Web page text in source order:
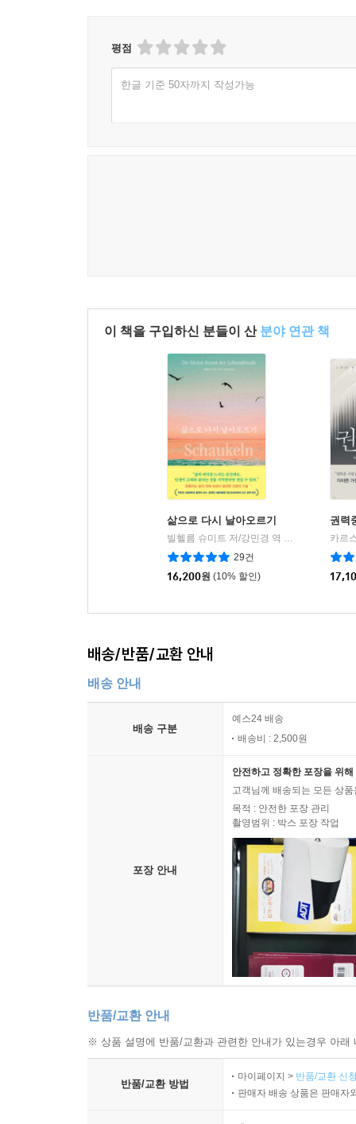
유머러스하거나 정치적으로 시의적절할 수도 있
- 크리스틴 로 (〈북 라이엇〉)
- 사이먼 레이놀즈 (『레트로마니아』 저자)
평점
한글 기준 50자까지 작성가능
이 책을 구입하신 분들이 산 분야 연관 책
삶으로 다시 날아오르기
빌헬름 슈미트 저/강민경 역 |
피카(FIKA)
29건
16,200원 (10% 할인)
권력
배송/반품/교환 안내
배송 안내
배송 구분
예스24 배송
배송비 : 2,500원
포장 안내
안전하고 정확한 포장을 위
고객님께 배송되는 모든 상
목적 : 안전한 포장 관리
촬영범위 : 박스 포장 작업
반품/교환 안내
※ 상품 설명에 반품/교환과 관련한 안내가 있는경우 아
반품/교환 방법
마이페이지 > 반품/교환 신
판매자 배송 상품은 판매자